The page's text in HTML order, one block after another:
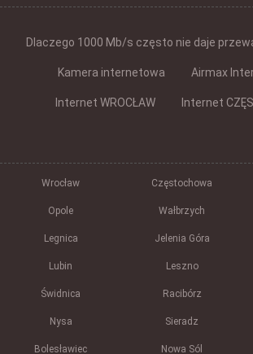
Dlaczego 1000 Mb/s często nie daje
Kamera internetowa Airmax
Internet WROCŁAW Internet
Wrocław Częstochowa
Opole Wałbrzych
Legnica Jelenia Góra
Lubin Leszno
Świdnica Racibórz
Nysa Sieradz
Bolesławiec Nowa Sól